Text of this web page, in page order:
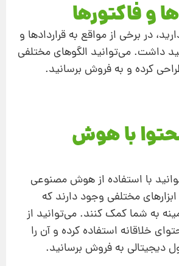
در برخی از مواقع به قراردادها و
داشت. می‌توانید الگوهای مختلفی
کرده و به فروش برسانید.
با هوش
با استفاده از هوش مصنوعی
مختلفی وجود دارند که
به شما کمک کنند. می‌توانید از
خلاقانه استفاده کرده و آن را
دیجیتالی به فروش برسانید.